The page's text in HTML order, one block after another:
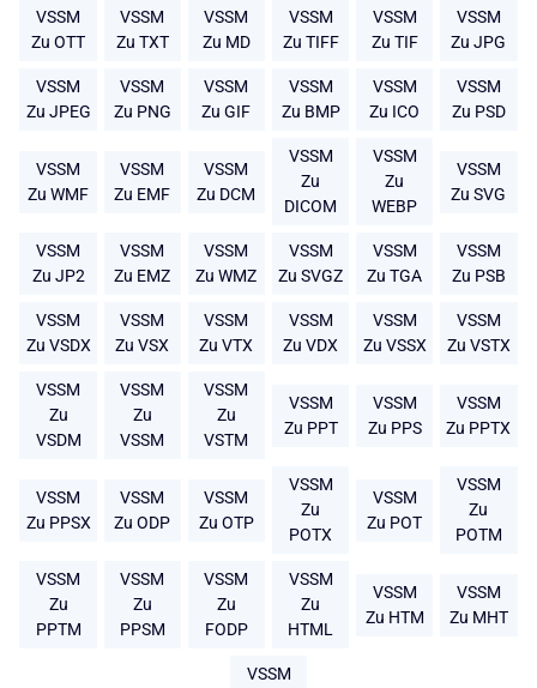
VSSM
Zu OTT
VSSM
Zu TXT
VSSM
Zu MD
VSSM
Zu TIFF
VSSM
Zu TIF
VSSM
Zu JPG
VSSM
Zu JPEG
VSSM
Zu PNG
VSSM
Zu GIF
VSSM
Zu BMP
VSSM
Zu ICO
VSSM
Zu PSD
VSSM
Zu WMF
VSSM
Zu EMF
VSSM
Zu DCM
VSSM
Zu
DICOM
VSSM
Zu
WEBP
VSSM
Zu SVG
VSSM
Zu JP2
VSSM
Zu EMZ
VSSM
Zu WMZ
VSSM
Zu SVGZ
VSSM
Zu TGA
VSSM
Zu PSB
VSSM
Zu VSDX
VSSM
Zu VSX
VSSM
Zu VTX
VSSM
Zu VDX
VSSM
Zu VSSX
VSSM
Zu VSTX
VSSM
Zu
VSDM
VSSM
Zu
VSSM
VSSM
Zu
VSTM
VSSM
Zu PPT
VSSM
Zu PPS
VSSM
Zu PPTX
VSSM
Zu PPSX
VSSM
Zu ODP
VSSM
Zu OTP
VSSM
Zu
POTX
VSSM
Zu POT
VSSM
Zu
POTM
VSSM
Zu
PPTM
VSSM
Zu
PPSM
VSSM
Zu
FODP
VSSM
Zu
HTML
VSSM
Zu HTM
VSSM
Zu MHT
VSSM